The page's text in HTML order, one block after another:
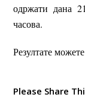
одржати дана
часова.
Резултате
Please Share